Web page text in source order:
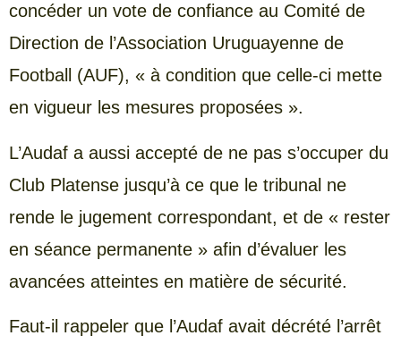
concéder un vote de confiance au Comité de
Direction de l’Association Uruguayenne de
Football (AUF), « à condition que celle-ci mette
en vigueur les mesures proposées ».
L’Audaf a aussi accepté de ne pas s’occuper du
Club Platense jusqu’à ce que le tribunal ne
rende le jugement correspondant, et de « rester
en séance permanente » afin d’évaluer les
avancées atteintes en matière de sécurité.
Faut-il rappeler que l’Audaf avait décrété l’arrêt